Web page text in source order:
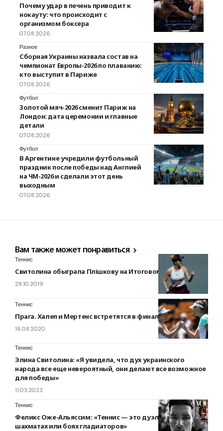
Почему удар в печень приводит к
нокауту: что происходит с
организмом боксера
07.08.2026
Разное
Сборная Украины назвала состав на
чемпионат Европы-2026 по плаванию:
кто выступит в Париже
07.08.2026
Футбол
Золотой мяч-2026 сменит Париж на
Лондон: дата церемонии и главные
детали
07.08.2026
Футбол
В Аргентине учредили футбольный
праздник после победы над Англией
на ЧМ-2026 и сделали этот день
выходным
07.08.2026
Вам также может понравиться
Теннис
Свитолина обыграла Плішкову на Итоговом турнире WTA
28.10.2019
Теннис
Прага. Халеп и Мертенс встретятся в финальном матче
16.08.2020
Теннис
Элина Свитолина: «Я увидела, что дух украинского
народа все еще невероятный, они делают все возможное
для победы»
11.03.2023
Теннис
Феликс Оже-Альяссим: «Теннис — это дуэль, как в
шахматах или боях гладиаторов»